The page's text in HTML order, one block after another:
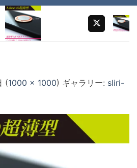
(1000 × 1000) ギャラリー: sliri-